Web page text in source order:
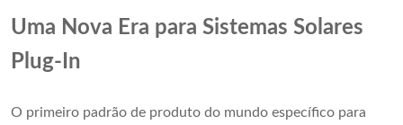
Uma Nova Era para Sistemas Solares
Plug-In
O primeiro padrão de produto do mundo específico para